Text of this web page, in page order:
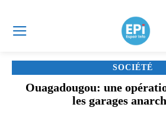
SOCIÉTÉ
Ouagadougou: une
les garages